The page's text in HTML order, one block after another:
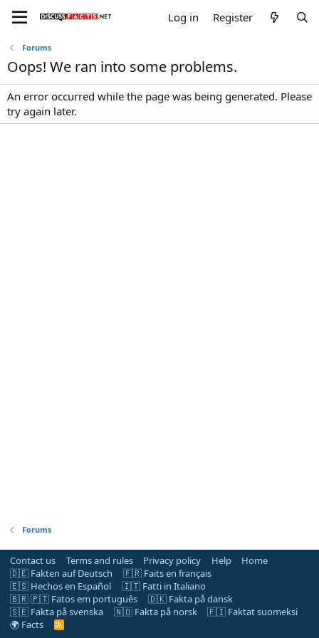
Log in Register
Forums
Oops! We ran into some problems.
An error occurred while the page was being generated. Please
try again later.
Forums
Contact us Terms and rules Privacy policy Help
Home
🇩🇪 Fakten auf Deutsch
🇫🇷 Faits en français
🇪🇸 Hechos en Español
🇮🇹 Fatti in Italiano
🇧🇷 🇵🇹 Fatos em português
🇩🇰 Fakta på dansk
🇸🇪 Fakta på svenska
🇳🇴 Fakta på norsk
🇫🇮 Faktat suomeksi
🌍 Facts
R